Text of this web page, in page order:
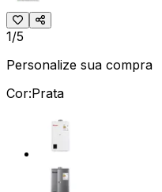
1/5
Personalize sua compra
Cor:Prata